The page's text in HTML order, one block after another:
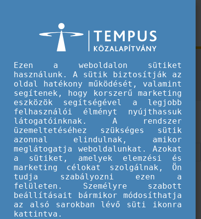
Ezen a weboldalon sütiket
használunk. A sütik biztosítják az
oldal hatékony működését, valamint
segítenek, hogy korszerű marketing
eszközök segítségével a legjobb
felhasználói élményt nyújthassuk
látogatóinknak. A rendszer
üzemeltetéséhez szükséges sütik
azonnal elindulnak, amikor
meglátogatja weboldalunkat. Azokat
a sütiket, amelyek elemzési és
marketing célokat szolgálnak, Ön
tudja szabályozni ezen a
felületen. Személyre szabott
beállításait bármikor módosíthatja
az alsó sarokban lévő süti ikonra
kattintva.